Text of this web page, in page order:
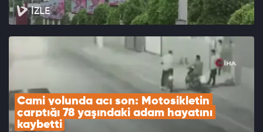
İZLE
Cami yolunda acı son: Motosikletin
çarptığı 78 yaşındaki adam hayatını
kaybetti